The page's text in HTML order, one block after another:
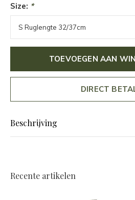
Size: *
TOEVOEGEN AAN
DIRECT
Beschrijving
Recente artikelen